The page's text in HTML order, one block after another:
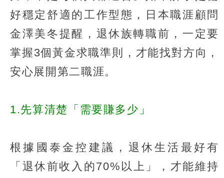
好穩定舒適的工作型態，日本職涯顧問
金澤美冬提醒，退休族轉職前，一定要
掌握3個黃金求職準則，才能找對方向，
安心展開第二職涯。
1.先算清楚「需要賺多少」
根據國泰金控建議，退休生活最好有
「退休前收入的70%以上」，才能維持